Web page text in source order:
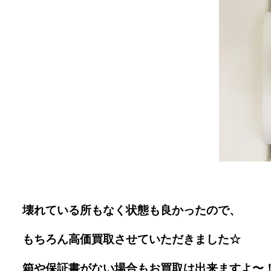
壊れている所もなく状態も良かったので、
もちろん高価買取させていただきました☆
箱や保証書がない場合もお買取は出来ますよ〜